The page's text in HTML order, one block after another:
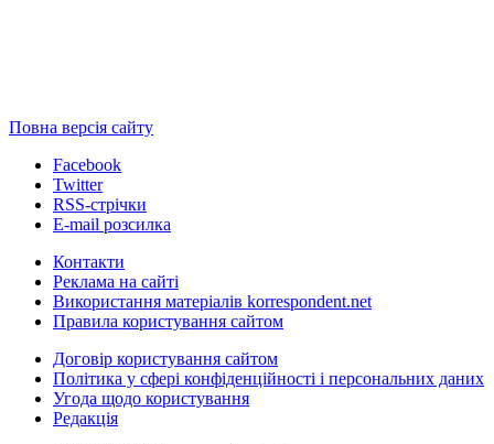
Повна версія сайту
Facebook
Twitter
RSS-стрічки
E-mail розсилка
Контакти
Реклама на сайті
Використання матеріалів korrespondent.net
Правила користування сайтом
Договір користування сайтом
Політика у сфері конфіденційності і персональних даних
Угода щодо користування
Редакція